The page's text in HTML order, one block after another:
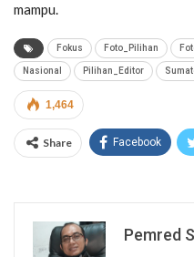
mampu.
Fokus Foto_Pilihan
Nasional Pilihan_Editor
1,464
Share Facebook
Pemred